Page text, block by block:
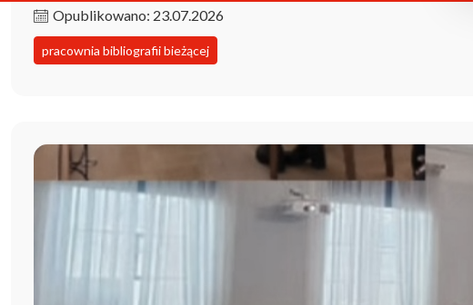
Opublikowano: 23.07.2026
pracownia bibliografii bieżącej